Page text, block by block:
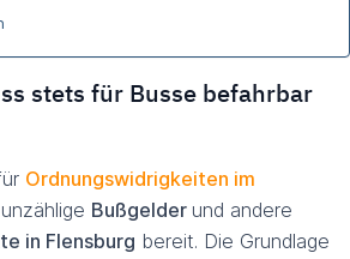
stets für Busse befahrbar
Ordnungswidrigkeiten im
Bußgelder und andere
in Flensburg bereit. Die Grundlage